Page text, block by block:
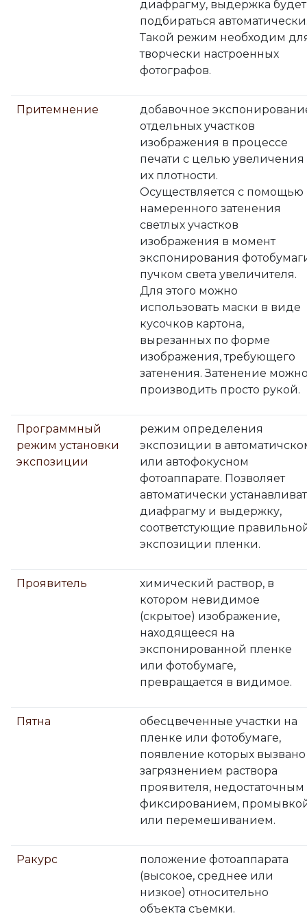
диафрагму, выдержка будет
подбираться
Такой режим необходим
творчески настроенных
фотографов.
Притемнение
добавочное
отдельных участков
изображения в процессе
печати с целью увеличения
их плотности.
Осуществляется с помощью
намеренного затенения
светлых участков
изображения в момент
экспонирования
пучком света увеличителя.
Для этого можно
использовать маски в виде
кусочков картона,
вырезанных по форме
изображения, требующего
затенения. Затенение
производить просто рукой.
Программный
режим установки
экспозиции
режим определения
экспозиции в
или автофокусном
фотоаппарате. Позволяет
автоматически
диафрагму и выдержку,
соответстующие
экспозиции пленки.
Проявитель
химический раствор, в
котором невидимое
(скрытое) изображение,
находящееся на
экспонированной пленке
или фотобумаге,
превращается в видимое.
Пятна
обесцвеченные участки на
пленке или фотобумаге,
появление которых вызвано
загрязнением раствора
проявителя, недостаточным
фиксированием,
или перемешиванием.
Ракурс
положение фотоаппарата
(высокое, среднее или
низкое) относительно
объекта съемки.